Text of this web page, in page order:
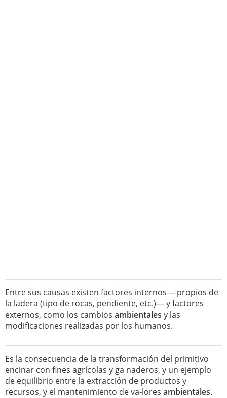
Entre sus causas existen factores internos —propios de
la ladera (tipo de rocas, pendiente, etc.)— y factores
externos, como los cambios ambientales y las
modificaciones realizadas por los humanos.
Es la consecuencia de la transformación del primitivo
encinar con fines agrícolas y ga naderos, y un ejemplo
de equilibrio entre la extracción de productos y
recursos, y el mantenimiento de va-lores ambientales.